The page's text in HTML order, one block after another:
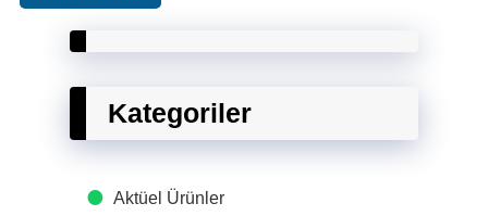
Kategoriler
Aktüel Ürünler